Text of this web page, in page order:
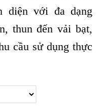
diện với đa dạng
thun đến vải bạt,
cầu sử dụng thực